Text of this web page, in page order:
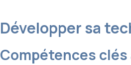
Développer sa
Compétences